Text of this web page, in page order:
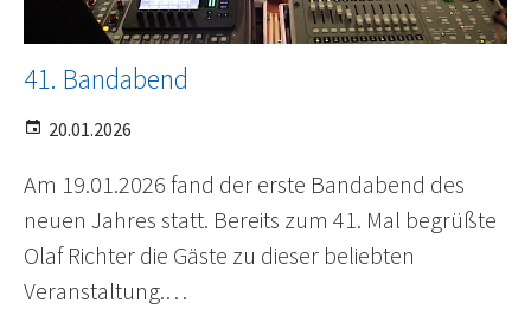
41. Bandabend
20.01.2026
Am 19.01.2026 fand der erste Bandabend des
neuen Jahres statt. Bereits zum 41. Mal begrüßte
Olaf Richter die Gäste zu dieser beliebten
Veranstaltung.…